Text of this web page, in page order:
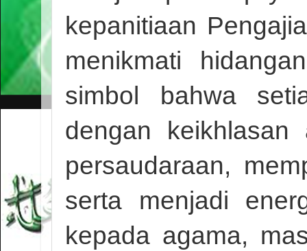
kepanitiaan
menikmati
simbol bahwa
dengan
persaudaraan,
serta menjadi
kepada agama,